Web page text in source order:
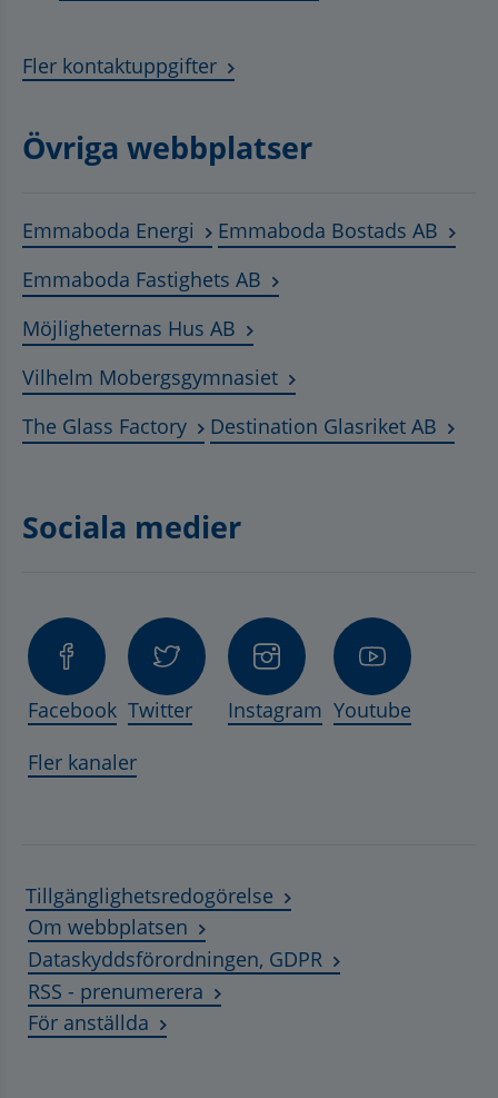
Fler kontaktuppgifter
Övriga webbplatser
Emmaboda Energi Länk till annan webbplats,
Emmaboda Bostads AB
Emmaboda Fastighets AB Länk till annan
Möjligheternas Hus AB Länk till annan webbplats,
Vilhelm MobergsgymnasietLänk till annan
The Glass FactoryLänk till annan webbplats,
Destination Glasriket AB
Sociala medier
Facebook Twitter Instagram Youtube
Fler kanaler
Tillgänglighetsredogörelse
Om webbplatsen
Dataskyddsförordningen, GDPR
RSS - prenumerera
För anställda Länk till annan webbplats, öppnas i